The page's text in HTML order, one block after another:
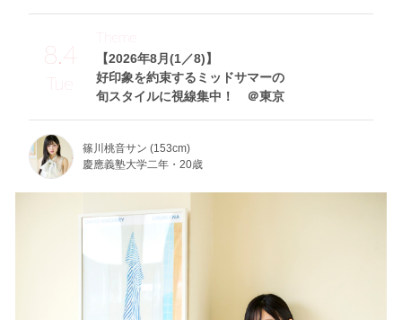
8.4
Tue
【2026年8月(1／8)】
好印象を約束するミッドサマーの
旬スタイルに視線集中！ ＠東京
Theme
篠川桃音サン (153cm)
慶應義塾大学二年・20歳